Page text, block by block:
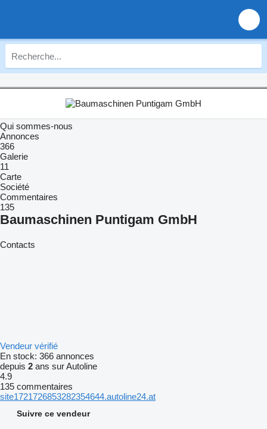
Qui sommes-nous
Annonces
366
Galerie
11
Carte
Société
Commentaires
135
Baumaschinen Puntigam GmbH
Contacts
Vendeur vérifié
En stock: 366 annonces
depuis 2 ans sur Autoline
4.9
135 commentaires
site1721726853282354644.autoline24.at
Suivre ce vendeur